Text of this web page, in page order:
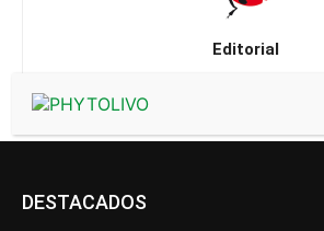
Editorial
DESTACADOS